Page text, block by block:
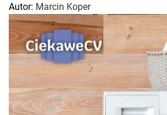
Autor: Marcin Koper